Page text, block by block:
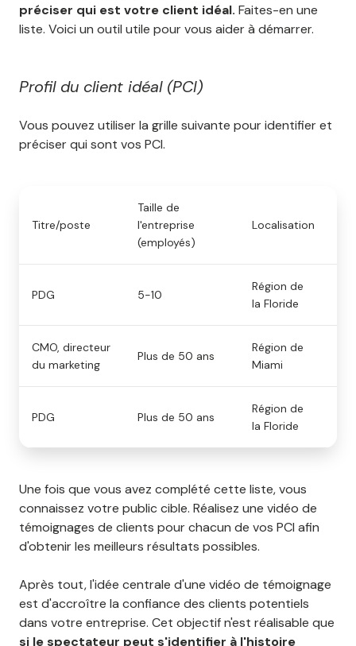
préciser qui est votre client idéal. Faites-en une
liste. Voici un outil utile pour vous aider à démarrer.
Profil du client idéal (PCI)
Vous pouvez utiliser la grille suivante pour identifier et
préciser qui sont vos PCI.
Titre/poste
Taille de
l'entreprise
(employés)
Localisation
PDG 5-10
Région de
la Floride
CMO, directeur
du marketing
Plus de 50 ans
Région de
Miami
PDG Plus de 50 ans
Région de
la Floride
Une fois que vous avez complété cette liste, vous
connaissez votre public cible. Réalisez une vidéo de
témoignages de clients pour chacun de vos PCI afin
d'obtenir les meilleurs résultats possibles.
Après tout, l'idée centrale d'une vidéo de témoignage
est d'accroître la confiance des clients potentiels
dans votre entreprise. Cet objectif n'est réalisable que
si le spectateur peut s'identifier à l'histoire